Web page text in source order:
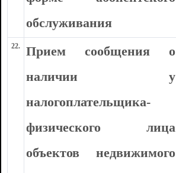
обслуживания
22.
Прием сообщения о
наличии у
налогоплательщика-
физического лица
объектов недвижимого